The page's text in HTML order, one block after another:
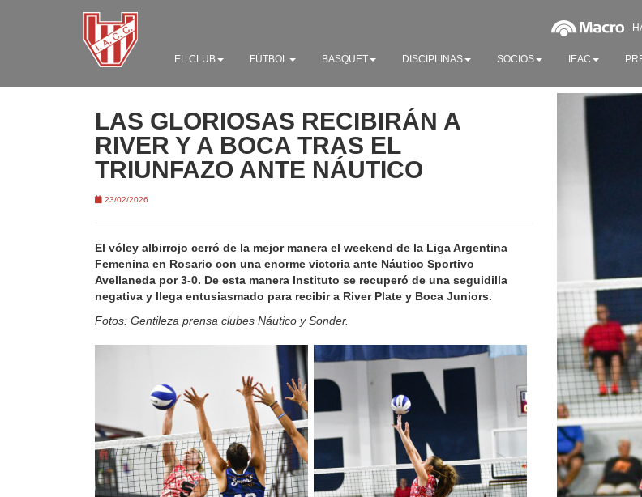
EL CLUB FÚTBOL BASQUET DISCIPLINAS SOCIOS IEAC
LAS GLORIOSAS RECIBIRÁN A
RIVER Y A BOCA TRAS EL
TRIUNFAZO ANTE NÁUTICO
23/02/2026
El vóley albirrojo cerró de la mejor manera el weekend de la Liga Argentina
Femenina en Rosario con una enorme victoria ante Náutico Sportivo
Avellaneda por 3-0. De esta manera Instituto se recuperó de una seguidilla
negativa y llega entusiasmado para recibir a River Plate y Boca Juniors.
Fotos: Gentileza prensa clubes Náutico y Sonder.